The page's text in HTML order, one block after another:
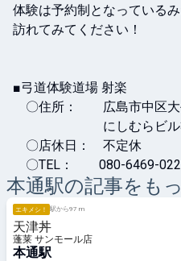
体験は予約制となっている
訪れてみてください！
■弓道体験道場 射楽
〇住所：　　広島市中区
にしむらビル
〇店休日：　不定休
〇TEL：　　080-6469-
本通駅の記事をも
エキメシ！ 駅から97 m
天津丼
蓬莱 サンモール店
本通駅